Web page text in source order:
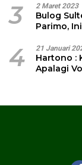
3 2 Maret 2023
Bulog
Parimo,
4 21 Januari
Hartono :
Apalagi